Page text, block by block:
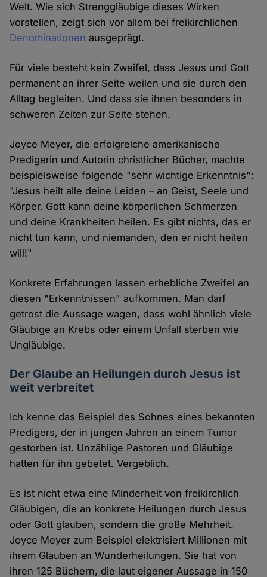
Welt. Wie sich Strenggläubige dieses Wirken
vorstellen, zeigt sich vor allem bei freikirchlichen
Denominationen ausgeprägt.
Für viele besteht kein Zweifel, dass Jesus und Gott
permanent an ihrer Seite weilen und sie durch den
Alltag begleiten. Und dass sie ihnen besonders in
schweren Zeiten zur Seite stehen.
Joyce Meyer, die erfolgreiche amerikanische
Predigerin und Autorin christlicher Bücher, machte
beispielsweise folgende "sehr wichtige Erkenntnis":
"Jesus heilt alle deine Leiden – an Geist, Seele und
Körper. Gott kann deine körperlichen Schmerzen
und deine Krankheiten heilen. Es gibt nichts, das er
nicht tun kann, und niemanden, den er nicht heilen
will!"
Konkrete Erfahrungen lassen erhebliche Zweifel an
diesen "Erkenntnissen" aufkommen. Man darf
getrost die Aussage wagen, dass wohl ähnlich viele
Gläubige an Krebs oder einem Unfall sterben wie
Ungläubige.
Der Glaube an Heilungen durch Jesus ist
weit verbreitet
Ich kenne das Beispiel des Sohnes eines bekannten
Predigers, der in jungen Jahren an einem Tumor
gestorben ist. Unzählige Pastoren und Gläubige
hatten für ihn gebetet. Vergeblich.
Es ist nicht etwa eine Minderheit von freikirchlich
Gläubigen, die an konkrete Heilungen durch Jesus
oder Gott glauben, sondern die große Mehrheit.
Joyce Meyer zum Beispiel elektrisiert Millionen mit
ihrem Glauben an Wunderheilungen. Sie hat von
ihren 125 Büchern, die laut eigener Aussage in 150